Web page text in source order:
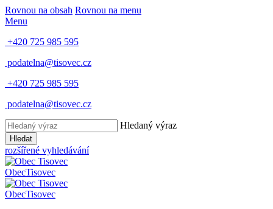
Rovnou na obsah Rovnou na menu
Menu
+420 725 985 595
podatelna@tisovec.cz
+420 725 985 595
podatelna@tisovec.cz
Hledaný výraz
Hledat
rozšířené vyhledávání
ObecTisovec
ObecTisovec